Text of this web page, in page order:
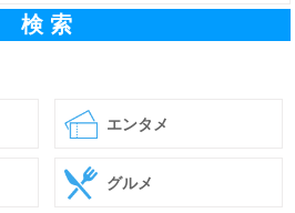
エンタメ
グルメ